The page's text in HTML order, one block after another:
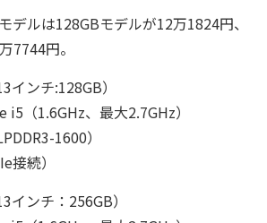
デルは128GBモデルが12万1824円、
7744円。
ンチ:128GB）
i5（1.6GHz、最大2.7GHz）
1600）
接続）
ンチ：256GB）